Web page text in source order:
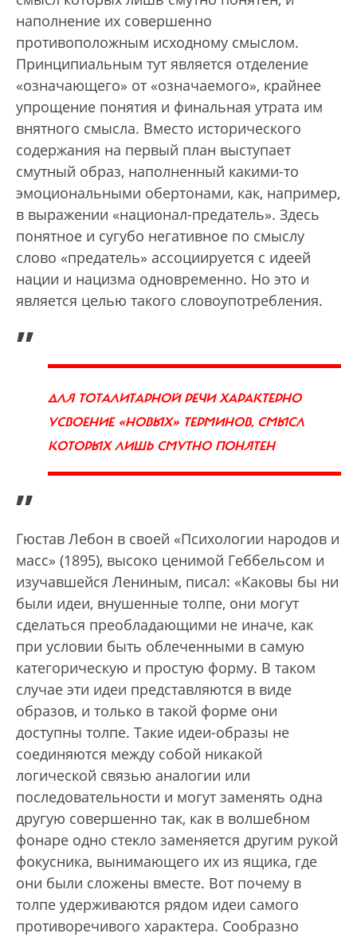
наполнение их совершенно
противоположным исходному смыслом.
Принципиальным тут является отделение
«означающего» от «означаемого», крайнее
упрощение понятия и финальная утрата им
внятного смысла. Вместо исторического
содержания на первый план выступает
смутный образ, наполненный какими-то
эмоциональными обертонами, как, например,
в выражении «национал-предатель». Здесь
понятное и сугубо негативное по смыслу
слово «предатель» ассоциируется с идеей
нации и нацизма одновременно. Но это и
является целью такого словоупотребления.
„
ДЛЯ ТОТАЛИТАРНОЙ РЕЧИ ХАРАКТЕРНО
УСВОЕНИЕ «НОВЫХ» ТЕРМИНОВ, СМЫСЛ
КОТОРЫХ ЛИШЬ СМУТНО ПОНЯТЕН
”
Гюстав Лебон в своей «Психологии народов и
масс» (1895), высоко ценимой Геббельсом и
изучавшейся Лениным, писал: «Каковы бы ни
были идеи, внушенные толпе, они могут
сделаться преобладающими не иначе, как
при условии быть облеченными в самую
категорическую и простую форму. В таком
случае эти идеи представляются в виде
образов, и только в такой форме они
доступны толпе. Такие идеи-образы не
соединяются между собой никакой
логической связью аналогии или
последовательности и могут заменять одна
другую совершенно так, как в волшебном
фонаре одно стекло заменяется другим рукой
фокусника, вынимающего их из ящика, где
они были сложены вместе. Вот почему в
толпе удерживаются рядом идеи самого
противоречивого характера. Сообразно